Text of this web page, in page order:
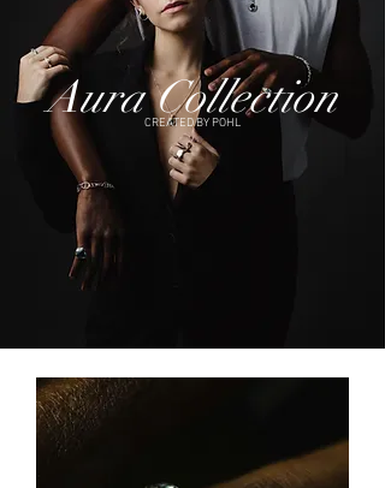
Aura Collection
CREATED BY POHL